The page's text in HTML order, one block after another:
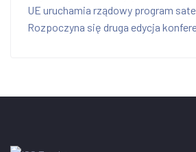
UE uruchamia rządowy program
Rozpoczyna się druga edycja